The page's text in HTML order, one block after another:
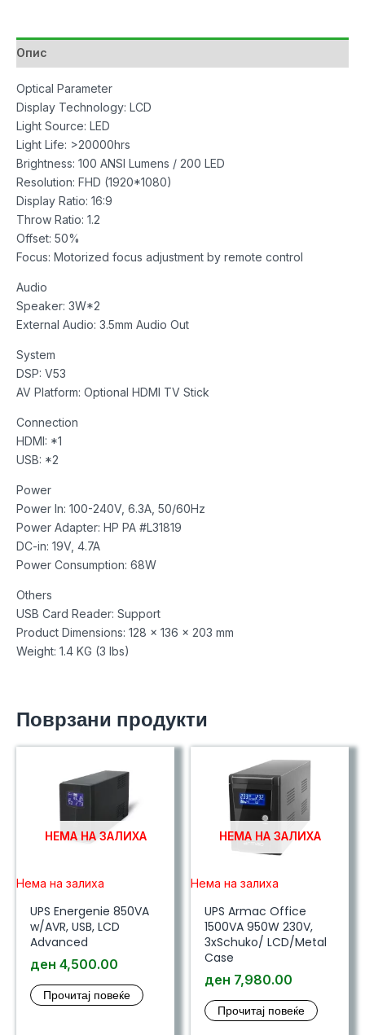
pixels,2xUSB/1xHDMI/84"screen/RokuExpress
количина
Опис
Optical Parameter
Display Technology: LCD
Light Source: LED
Light Life: >20000hrs
Brightness: 100 ANSI Lumens / 200 LED
Resolution: FHD (1920*1080)
Display Ratio: 16:9
Throw Ratio: 1.2
Offset: 50%
Focus: Motorized focus adjustment by remote control
Audio
Speaker: 3W*2
External Audio: 3.5mm Audio Out
System
DSP: V53
AV Platform: Optional HDMI TV Stick
Connection
HDMI: *1
USB: *2
Power
Power In: 100-240V, 6.3A, 50/60Hz
Power Adapter: HP PA #L31819
DC-in: 19V, 4.7A
Power Consumption: 68W
Others
USB Card Reader: Support
Product Dimensions: 128 x 136 x 203 mm
Weight: 1.4 KG (3 lbs)
Поврзани продукти
НЕМА НА ЗАЛИХА
Нема на залиха
UPS Energenie 850VA
w/AVR, USB, LCD
Advanced
ден 4,500.00
Прочитај повеќе
НЕМА НА ЗАЛИХА
Нема на залиха
UPS Armac Office
1500VA 950W 230V,
3xSchuko/ LCD/Metal
Case
ден 7,980.00
Прочитај повеќе